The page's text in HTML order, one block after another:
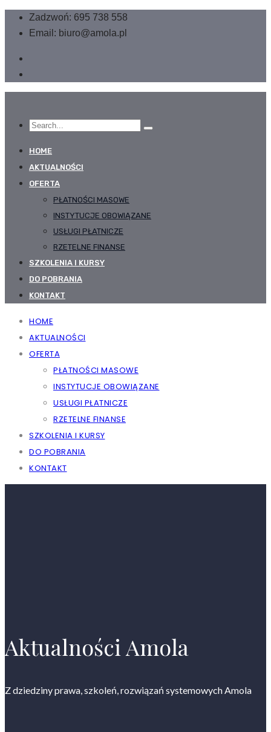
Zadzwoń: 695 738 558
Email: biuro@amola.pl
HOME
AKTUALNOŚCI
OFERTA
PŁATNOŚCI MASOWE
INSTYTUCJE OBOWIĄZANE
USŁUGI PŁATNICZE
RZETELNE FINANSE
SZKOLENIA I KURSY
DO POBRANIA
KONTAKT
HOME
AKTUALNOŚCI
OFERTA
PŁATNOŚCI MASOWE
INSTYTUCJE OBOWIĄZANE
USŁUGI PŁATNICZE
RZETELNE FINANSE
SZKOLENIA I KURSY
DO POBRANIA
KONTAKT
Aktualności Amola
Z dziedziny prawa, szkoleń, rozwiązań systemowych Amola